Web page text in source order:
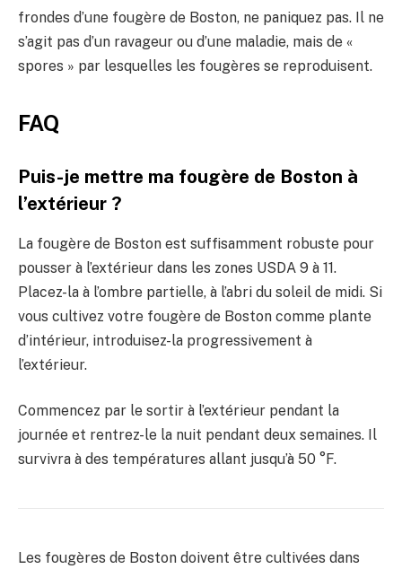
frondes d’une fougère de Boston, ne paniquez pas. Il ne
s’agit pas d’un ravageur ou d’une maladie, mais de «
spores » par lesquelles les fougères se reproduisent.
FAQ
Puis-je mettre ma fougère de Boston à
l’extérieur ?
La fougère de Boston est suffisamment robuste pour
pousser à l’extérieur dans les zones USDA 9 à 11.
Placez-la à l’ombre partielle, à l’abri du soleil de midi. Si
vous cultivez votre fougère de Boston comme plante
d’intérieur, introduisez-la progressivement à
l’extérieur.
Commencez par le sortir à l’extérieur pendant la
journée et rentrez-le la nuit pendant deux semaines. Il
survivra à des températures allant jusqu’à 50 °F.
Les fougères de Boston doivent être cultivées dans